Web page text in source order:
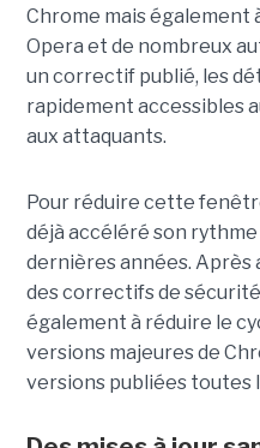
Chrome mais également
Opera et de nombreux
un correctif publié, les
rapidement accessibles
aux attaquants.
Pour réduire cette
déjà accéléré son
dernières années. Après
des correctifs de
également à réduire le
versions majeures de
versions publiées toutes